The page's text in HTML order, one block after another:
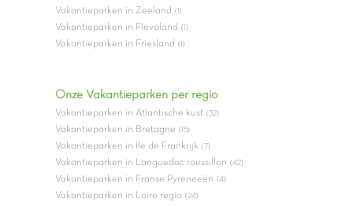
Vakantieparken in Zeeland (1)
Vakantieparken in Flevoland (1)
Vakantieparken in Friesland (1)
Onze Vakantieparken per regio
Vakantieparken in Atlantische kust (32)
Vakantieparken in Bretagne (15)
Vakantieparken in Ile de Frankrijk (7)
Vakantieparken in Languedoc roussillon (42)
Vakantieparken in Franse Pyreneeën (4)
Vakantieparken in Loire regio (24)